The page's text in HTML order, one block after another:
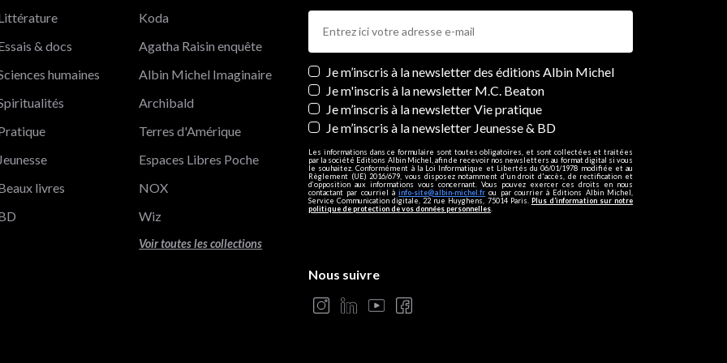
Newsletters
Je m’inscris à la newsletter des éditions Albin Michel
Je m'inscris à la newsletter M.C. Beaton
Je m’inscris à la newsletter Vie pratique
Je m’inscris à la newsletter Jeunesse & BD
Les informations dans ce formulaire sont toutes obligatoires, et sont collectées et traitées
par la société Editions Albin Michel, afin de recevoir nos newsletters au format digital si vous
le souhaitez. Conformément à la Loi Informatique et Libertés du 06/01/1978 modifiée et au
Règlement (UE) 2016/679, vous disposez notamment d'un droit d'accès, de rectification et
d’opposition aux informations vous concernant. Vous pouvez exercer ces droits en nous
contactant par courriel àinfo-site@albin-michel.fr ou par courrier à Editions Albin Michel,
Service Communication digitale, 22 rue Huyghens, 75014 Paris. Plus d’information sur notre
politique de protection de vos données personnelles
& docs
humaines
Jeunesse
livres
Koda
Agatha Raisin enquête
Albin Michel Imaginaire
Archibald
Terres d'Amérique
Espaces Libres Poche
NOX
Wiz
Voir toutes les collections
Nous suivre